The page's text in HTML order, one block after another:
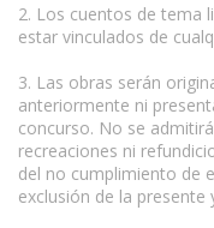
2. Los cuentos de tema
estar vinculados de
3. Las obras serán
anteriormente ni
concurso. No se
recreaciones ni
del no cumplimiento de
exclusión de la presente